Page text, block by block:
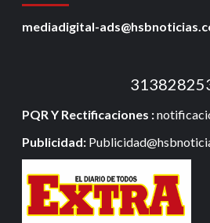
mediadigital-
PQR Y Rectificaciones :
Publicidad: